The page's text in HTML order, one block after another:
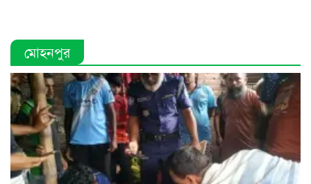
মোহনপুর